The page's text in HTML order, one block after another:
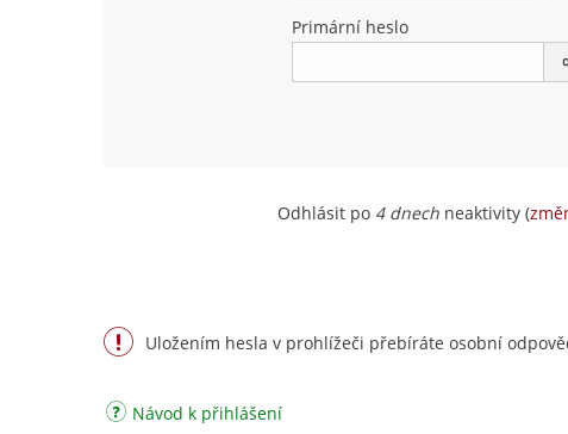
Primární heslo
Odhlásit po 4 dnech neaktivity (
Uložením hesla v prohlížeči přebíráte osobní
Návod k přihlášení